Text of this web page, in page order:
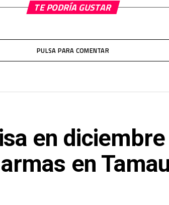
TE PODRÍA GUSTAR
PULSA PARA COMENTAR
en
en